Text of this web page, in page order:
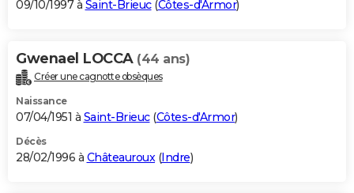
09/10/1997 à Saint-Brieuc(Côtes-d'Armor)
Gwenael LOCCA (44 ans)
Créer une cagnotte obsèques
Naissance
07/04/1951 à Saint-Brieuc(Côtes-d'Armor)
Décès
28/02/1996 à Châteauroux(Indre)